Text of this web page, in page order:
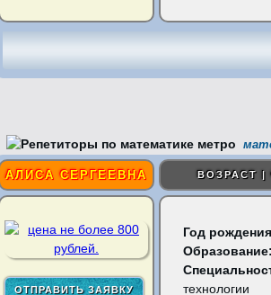
АЛИСА СЕРГЕЕВНА ВОЗРАСТ |
Год
Образование:
технологии